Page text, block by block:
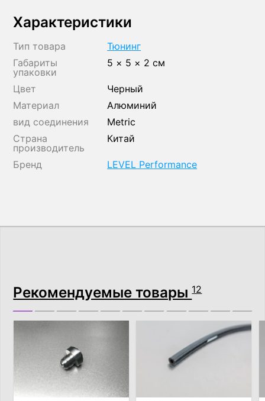
Характеристики
Тип товара
Тюнинг
Габариты
упаковки
5 × 5 × 2 см
Цвет
Черный
Материал
Алюминий
вид соединения
Metric
Страна
производитель
Китай
Бренд LEVEL Performance
Рекомендуемые товары12